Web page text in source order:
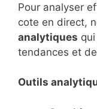
Pour analyser
cote en direct,
analytiques
tendances et
Outils